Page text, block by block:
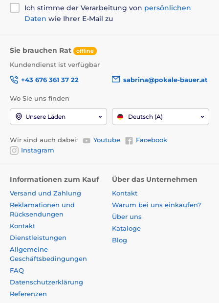
Ich stimme der Verarbeitung von persönlichen
Daten wie Ihrer E-Mail zu
Sie brauchen Rat offline
Kundendienst ist verfügbar
+43 676 361 37 22
sabrina@pokale-bauer.at
Wo Sie uns finden
Unsere Läden Deutsch (A)
Wir sind auch dabei: Youtube
Facebook
Instagram
Informationen zum Kauf
Versand und Zahlung
Reklamationen und
Rücksendungen
Kontakt
Dienstleistungen
Allgemeine
Geschäftsbedingungen
FAQ
Datenschutzerklärung
Referenzen
Über das Unternehmen
Kontakt
Warum bei uns einkaufen?
Über uns
Kataloge
Blog